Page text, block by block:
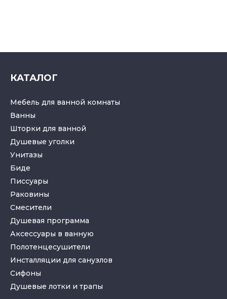
КАТАЛОГ
Мебель для ванной комнаты
Ванны
Шторки для ванной
Душевые уголки
Унитазы
Биде
Писсуары
Раковины
Смесители
Душевая программа
Аксессуары в ванную
Полотенцесушители
Инсталляции для санузлов
Cифоны
Душевые лотки и трапы